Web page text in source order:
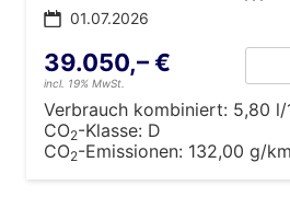
01.07.2026
39.050,– €
incl. 19% MwSt.
Verbrauch kombiniert: 5,80 l/
CO2-Klasse: D
CO2-Emissionen: 132,00 g/km